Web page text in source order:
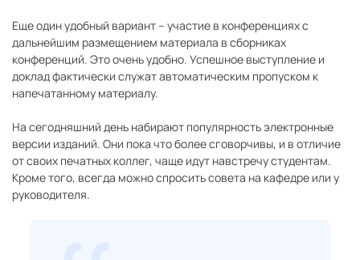
Еще один удобный вариант – участие в конференциях с
дальнейшим размещением материала в сборниках
конференций. Это очень удобно. Успешное выступление и
доклад фактически служат автоматическим пропуском к
напечатанному материалу.
На сегодняшний день набирают популярность электронные
версии изданий. Они пока что более сговорчивы, и в отличие
от своих печатных коллег, чаще идут навстречу студентам.
Кроме того, всегда можно спросить совета на кафедре или у
руководителя.